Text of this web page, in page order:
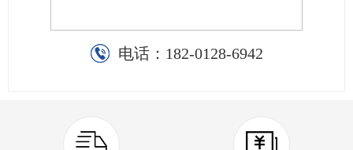
电话： 182-0128-6942